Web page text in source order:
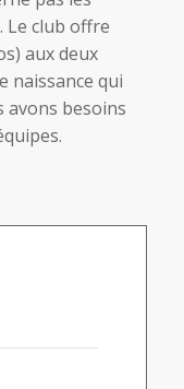
Le club offre
aux deux
naissance qui
avons besoins